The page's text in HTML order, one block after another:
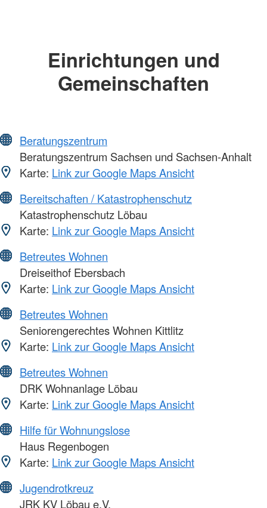
Einrichtungen und
Gemeinschaften
Beratungszentrum
Beratungszentrum Sachsen und Sachsen-Anhalt
Karte: Link zur Google Maps Ansicht
Bereitschaften / Katastrophenschutz
Katastrophenschutz Löbau
Karte: Link zur Google Maps Ansicht
Betreutes Wohnen
Dreiseithof Ebersbach
Karte: Link zur Google Maps Ansicht
Betreutes Wohnen
Seniorengerechtes Wohnen Kittlitz
Karte: Link zur Google Maps Ansicht
Betreutes Wohnen
DRK Wohnanlage Löbau
Karte: Link zur Google Maps Ansicht
Hilfe für Wohnungslose
Haus Regenbogen
Karte: Link zur Google Maps Ansicht
Jugendrotkreuz
JRK KV Löbau e.V.